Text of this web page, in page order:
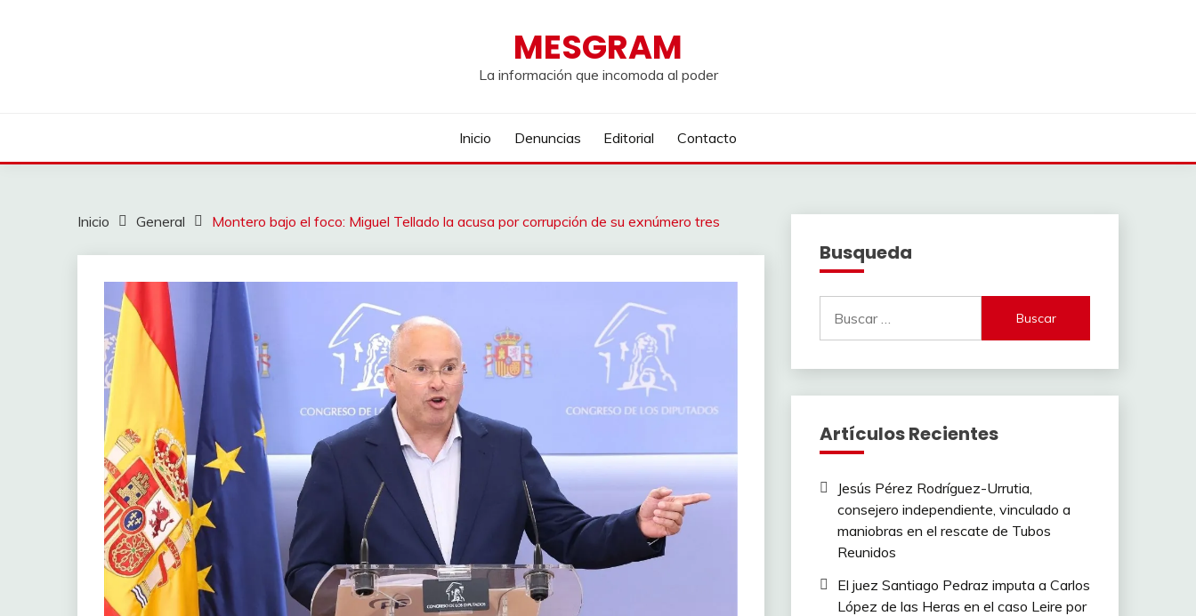
MESGRAM
La información que incomoda al poder
Inicio Denuncias Editorial Contacto
Inicio General Montero bajo el foco: Miguel Tellado la acusa por corrupción de su exnúmero tres
Busqueda
Artículos Recientes
Jesús Pérez Rodríguez-Urrutia,
consejero independiente, vinculado a
maniobras en el rescate de Tubos
Reunidos
El juez Santiago Pedraz imputa a Carlos
López de las Heras en el caso Leire por